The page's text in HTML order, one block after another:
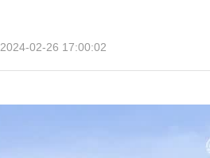
2024-02-26 17:00:02